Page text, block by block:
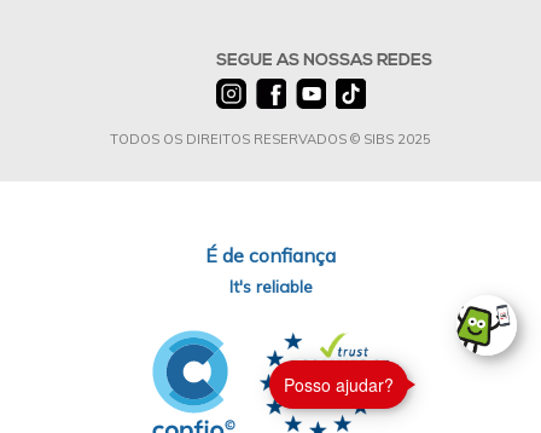
Posso ajudar?
SEGUE AS NOSSAS REDES
TODOS OS DIREITOS RESERVADOS © SIBS 2025
É de confiança
It's reliable